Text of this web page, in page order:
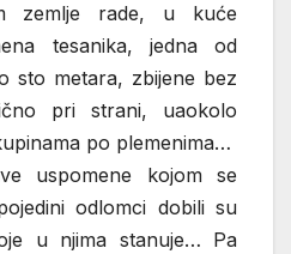
rade, u kuće
tesanika, jedna od
sto metara, zbijene bez
pri strani, uaokolo
po plemenima…
uspomene kojom se
odlomci dobili su
u njima stanuje… Pa